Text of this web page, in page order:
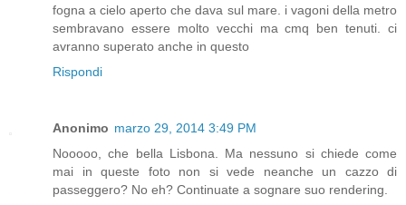
fogna a cielo aperto che dava sul mare. i vagoni della metro
sembravano essere molto vecchi ma cmq ben tenuti. ci
avranno superato anche in questo
Rispondi
Anonimo marzo 29, 2014 3:49 PM
Nooooo, che bella Lisbona. Ma nessuno si chiede come
mai in queste foto non si vede neanche un cazzo di
passeggero? No eh? Continuate a sognare suo rendering.